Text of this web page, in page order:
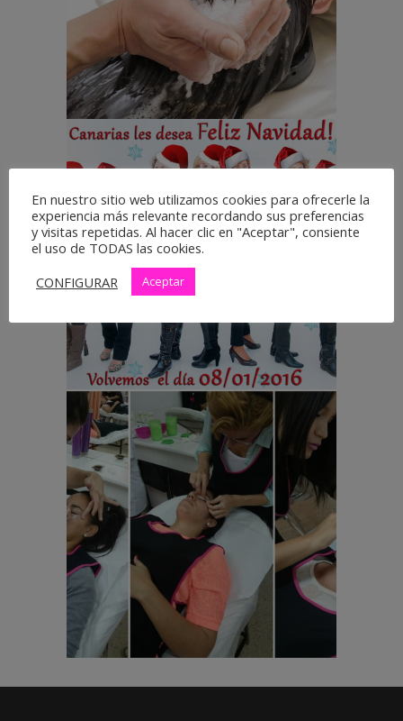
beneficios
PELUQUERÍA SIN CATEGORÍA
CEM Canarias te
desea… ¡Feliz
Navidad y Feliz Año
Nuevo!
SIN CATEGORÍA
Alumnos practicando
en las clases de
peluquería y estética
PELUQUERÍA SIN CATEGORÍA
En nuestro sitio web utilizamos cookies para ofrecerle la
experiencia más relevante recordando sus preferencias
y visitas repetidas. Al hacer clic en "Aceptar", consiente
el uso de TODAS las cookies.
CONFIGURAR
Aceptar